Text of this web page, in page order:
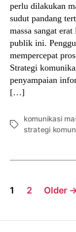
perlu dilakukan
sudut pandang
massa sangat
publik ini.
mempercepat
Strategi
penyampaian
[…]
Tags
komunikasi
strategi
Posts
1 2 Older